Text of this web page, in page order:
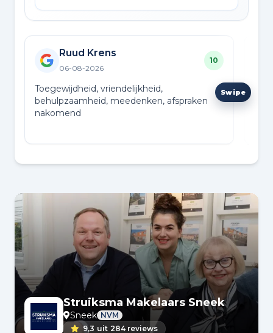
Ruud Krens
06-08-2026
10
Toegewijdheid, vriendelijkheid,
behulpzaamheid, meedenken, afspraken
nakomend
Struiksma Makelaars Sneek
Sneek NVM
9,3 uit 284 reviews